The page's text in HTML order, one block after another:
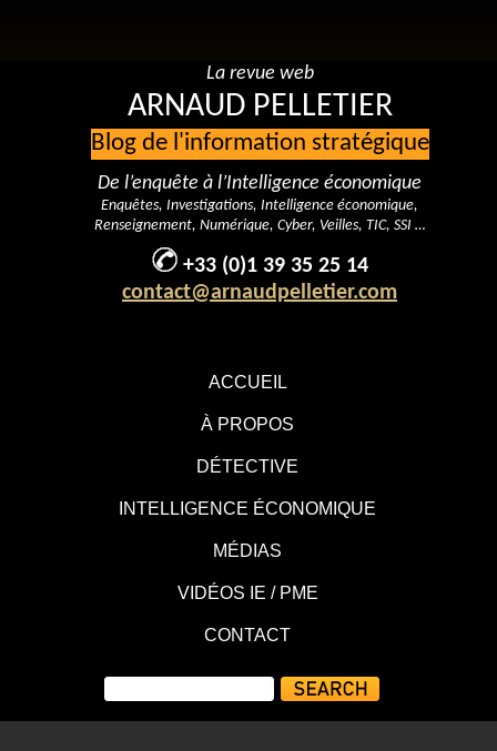
ACCUEIL
À PROPOS
DÉTECTIVE
INTELLIGENCE ÉCONOMIQUE
MÉDIAS
VIDÉOS IE / PME
CONTACT
La revue web
ARNAUD PELLETIER
Blog de l'information stratégique
De l’enquête à l’Intelligence économique
Enquêtes, Investigations, Intelligence économique,
Renseignement, Numérique, Cyber, Veilles, TIC, SSI …
+33 (0)1 39 35 25 14
contact@arnaudpelletier.com